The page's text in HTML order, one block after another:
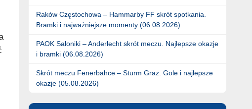
Raków Częstochowa – Hammarby FF skrót spotkania.
Bramki i najważniejsze momenty (06.08.2026)
PAOK Saloniki – Anderlecht skrót meczu. Najlepsze okazje
i bramki (06.08.2026)
Skrót meczu Fenerbahce – Sturm Graz. Gole i najlepsze
okazje (05.08.2026)